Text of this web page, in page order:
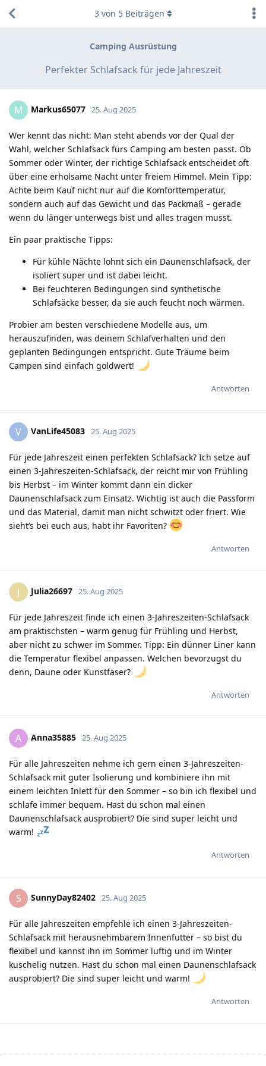
Camping Ausrüstung
Perfekter Schlafsack für jede Jahreszeit
3 von 5Beiträgen
M Markus65077 25. Aug 2025
Wer kennt das nicht: Man steht abends vor der Qual der
Wahl, welcher Schlafsack fürs Camping am besten passt. Ob
Sommer oder Winter, der richtige Schlafsack entscheidet oft
über eine erholsame Nacht unter freiem Himmel. Mein Tipp:
Achte beim Kauf nicht nur auf die Komforttemperatur,
sondern auch auf das Gewicht und das Packmaß – gerade
wenn du länger unterwegs bist und alles tragen musst.
Ein paar praktische Tipps:
Für kühle Nächte lohnt sich ein Daunenschlafsack, der
isoliert super und ist dabei leicht.
Bei feuchteren Bedingungen sind synthetische
Schlafsäcke besser, da sie auch feucht noch wärmen.
Probier am besten verschiedene Modelle aus, um
herauszufinden, was deinem Schlafverhalten und den
geplanten Bedingungen entspricht. Gute Träume beim
Campen sind einfach goldwert!
Antworten
V VanLife45083 25. Aug 2025
Für jede Jahreszeit einen perfekten Schlafsack? Ich setze auf
einen 3-Jahreszeiten-Schlafsack, der reicht mir von Frühling
bis Herbst – im Winter kommt dann ein dicker
Daunenschlafsack zum Einsatz. Wichtig ist auch die Passform
und das Material, damit man nicht schwitzt oder friert. Wie
sieht’s bei euch aus, habt ihr Favoriten?
Antworten
J Julia26697 25. Aug 2025
Für jede Jahreszeit finde ich einen 3-Jahreszeiten-Schlafsack
am praktischsten – warm genug für Frühling und Herbst,
aber nicht zu schwer im Sommer. Tipp: Ein dünner Liner kann
die Temperatur flexibel anpassen. Welchen bevorzugst du
denn, Daune oder Kunstfaser?
Antworten
A Anna35885 25. Aug 2025
Für alle Jahreszeiten nehme ich gern einen 3-Jahreszeiten-
Schlafsack mit guter Isolierung und kombiniere ihn mit
einem leichten Inlett für den Sommer – so bin ich flexibel und
schlafe immer bequem. Hast du schon mal einen
Daunenschlafsack ausprobiert? Die sind super leicht und
warm!
Antworten
S SunnyDay82402 25. Aug 2025
Für alle Jahreszeiten empfehle ich einen 3-Jahreszeiten-
Schlafsack mit herausnehmbarem Innenfutter – so bist du
flexibel und kannst ihn im Sommer luftig und im Winter
kuschelig nutzen. Hast du schon mal einen Daunenschlafsack
ausprobiert? Die sind super leicht und warm!
Antworten